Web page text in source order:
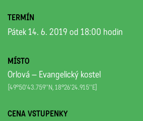
TERMÍN
Pátek 14. 6. 2019 od 18:00 hodin
MÍSTO
Orlová – Evangelický kostel
[49°50'43.759''N, 18°26'24.915''E]
CENA VSTUPENKY